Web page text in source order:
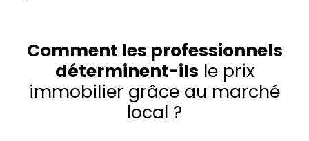
Comment les professionnels
déterminent-ils le prix
immobilier grâce au marché
local ?